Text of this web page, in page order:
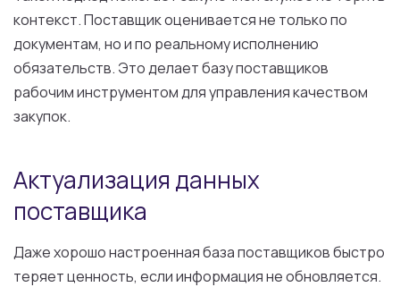
контекст. Поставщик оценивается не только по
документам, но и по реальному исполнению
обязательств. Это делает базу поставщиков
рабочим инструментом для управления качеством
закупок.
Актуализация данных
поставщика
Даже хорошо настроенная база поставщиков быстро
теряет ценность, если информация не обновляется.